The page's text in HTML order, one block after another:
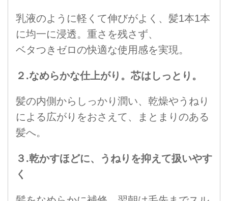
乳液のように軽くて伸びがよく、髪1本1本
に均一に浸透。重さを残さず、
ベタつきゼロの快適な使用感を実現。
２.なめらかな仕上がり。芯はしっとり。
髪の内側からしっかり潤い、乾燥やうねり
による広がりをおさえて、まとまりのある
髪へ。
３.乾かすほどに、うねりを抑えて扱いやす
く